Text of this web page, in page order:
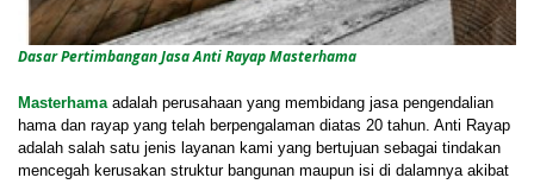
Dasar Pertimbangan Jasa Anti Rayap Masterhama
Masterhamaadalah perusahaan yang membidang jasa pengendalian
hama dan rayap yang telah berpengalaman diatas 20 tahun. Anti Rayap
adalah salah satu jenis layanan kami yang bertujuan sebagai tindakan
mencegah kerusakan struktur bangunan maupun isi di dalamnya akibat